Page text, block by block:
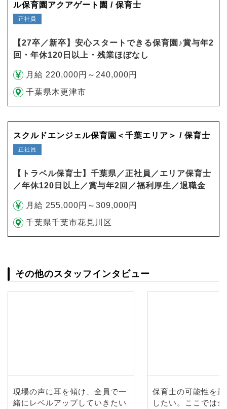
ル保育園アクアゲート園 / 保育士
正社員
【27卒／新卒】安心スタートできる保育園♪賞与年2
回・年休120日以上・残業ほぼなし
月給 220,000円～240,000円
千葉県木更津市
スクルドエンジェル保育園＜千葉エリア＞ / 保育士
正社員
【トラベル保育士】千葉県／正社員／エリア保育士
／年休120日以上／賞与年2回／福利厚生／退職金
月給 255,000円～309,000円
千葉県千葉市花見川区
その他のスタッフインタビュー
現場の声に耳を傾け、全員で一
緒にレベルアップしていきたい
保育士の可能性を
したい。ここでは